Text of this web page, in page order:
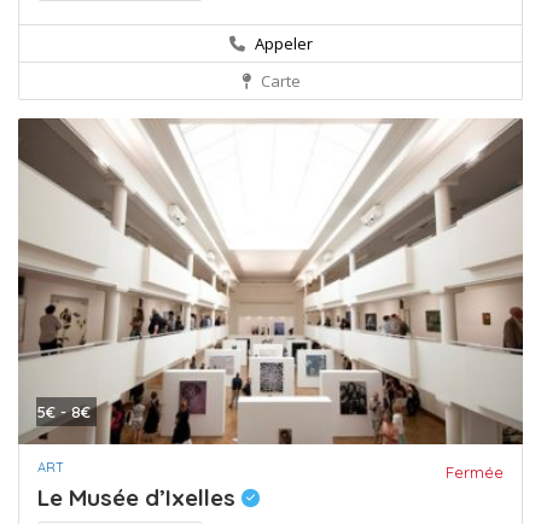
Appeler
Carte
5€ - 8€
ART Fermée
Le Musée d’Ixelles